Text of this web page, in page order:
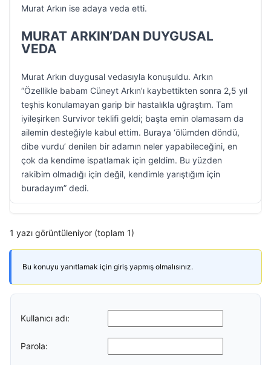
Murat Arkın ise adaya veda etti.
MURAT ARKIN’DAN DUYGUSAL
VEDA
Murat Arkın duygusal vedasıyla konuşuldu. Arkın
“Özellikle babam Cüneyt Arkın’ı kaybettikten sonra 2,5 yıl
teşhis konulamayan garip bir hastalıkla uğraştım. Tam
iyileşirken Survivor teklifi geldi; başta emin olamasam da
ailemin desteğiyle kabul ettim. Buraya ‘ölümden döndü,
dibe vurdu’ denilen bir adamın neler yapabileceğini, en
çok da kendime ispatlamak için geldim. Bu yüzden
rakibim olmadığı için değil, kendimle yarıştığım için
buradayım” dedi.
1 yazı görüntüleniyor (toplam 1)
Bu konuyu yanıtlamak için giriş yapmış olmalısınız.
Kullanıcı adı:
Parola: